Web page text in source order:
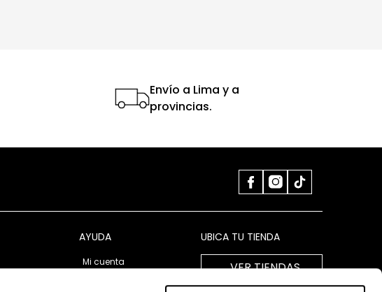
Envío a Lima y a
provincias.
AYUDA
Mi cuenta
UBICA TU TIENDA
VER TIENDAS